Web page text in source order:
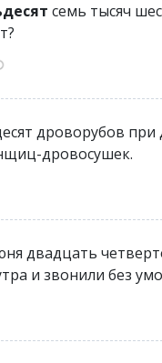
семь тысяч
дроворубов при
дровосушек.
двадцать
и звонили без